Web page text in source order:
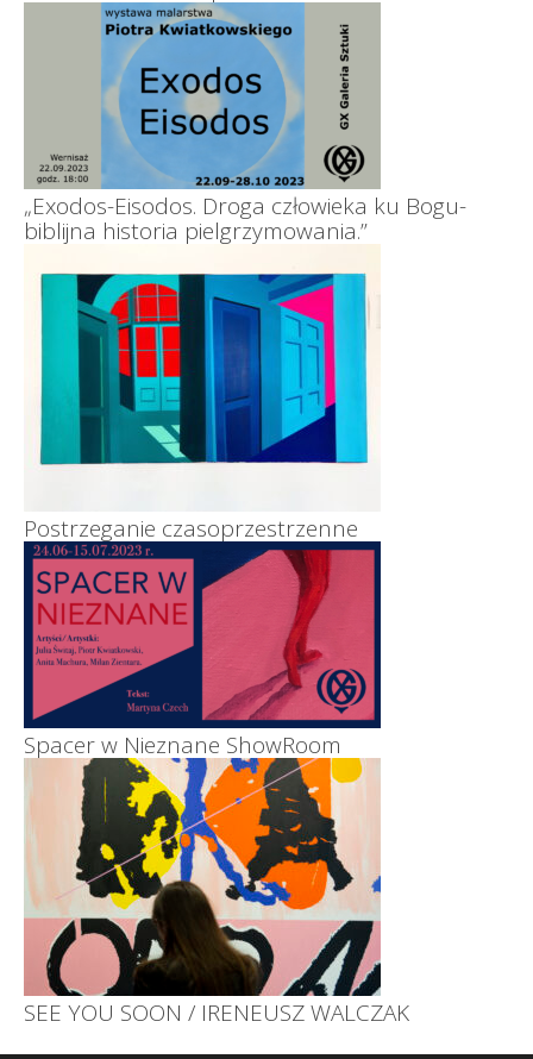
„Exodos-Eisodos. Droga człowieka ku Bogu-
biblijna historia pielgrzymowania.”
Postrzeganie czasoprzestrzenne
Spacer w Nieznane ShowRoom
SEE YOU SOON / IRENEUSZ WALCZAK